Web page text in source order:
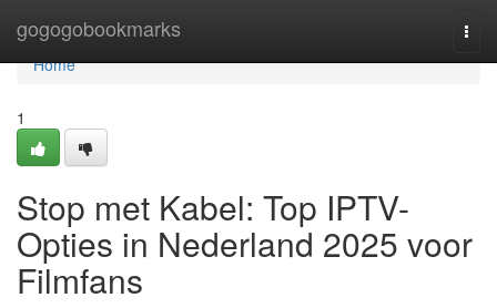
gogogobookmarks
Home
Home
1
Stop met Kabel: Top IPTV-
Opties in Nederland 2025 voor
Filmfans